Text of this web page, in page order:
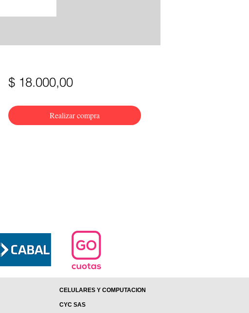
$ 18.000,00Precio
Realizar compra
CELULARES Y COMPUTACION
CYC SAS